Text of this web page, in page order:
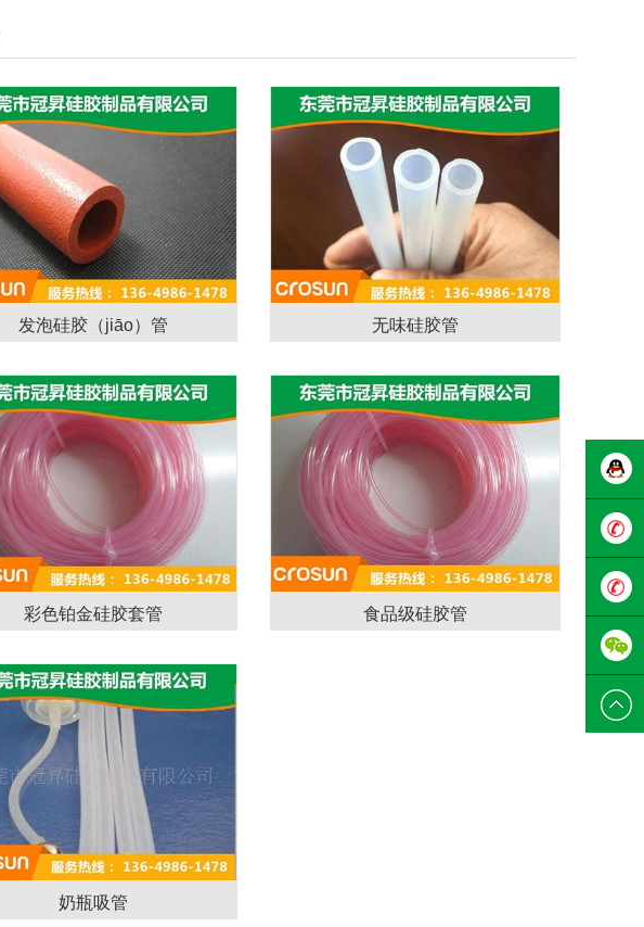
发泡硅胶（jiāo）管 无味硅胶管
彩色铂金硅胶套管 食品级硅胶管
奶瓶吸管
在线客
服（fú）
136-
4986-
1478
0769-